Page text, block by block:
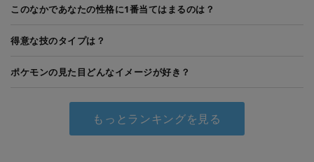
このなかであなたの性格に1番当てはまるのは？
得意な技のタイプは？
ポケモンの見た目どんなイメージが好き？
もっとランキングを見る